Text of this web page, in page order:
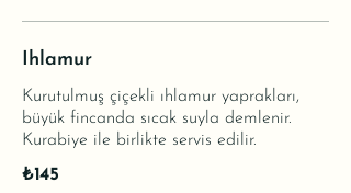
Ihlamur
Kurutulmuş çiçekli ıhlamur yaprakları,
büyük fincanda sıcak suyla demlenir.
Kurabiye ile birlikte servis edilir.
₺145